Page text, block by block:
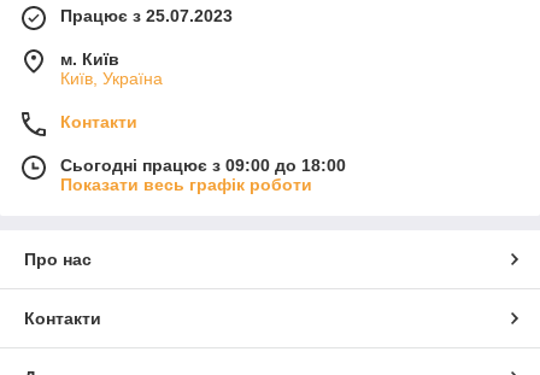
Працює з 25.07.2023
м. Київ
Київ, Україна
Контакти
Сьогодні працює з 09:00 до 18:00
Показати весь графік роботи
Про нас
Контакти